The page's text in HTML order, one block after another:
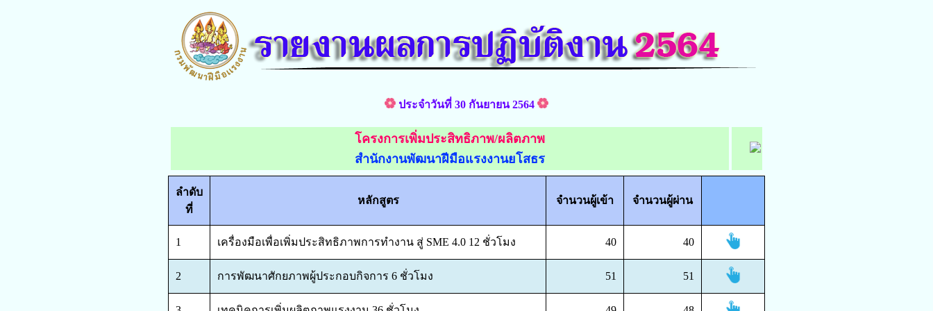
ประจำวันที่ 30 กันยายน 2564
โครงการเพิ่มประสิทธิภาพ/ผลิตภาพ
สำนักงานพัฒนาฝีมือแรงงานยโสธร
ลำดับ
ที่
หลักสูตร จำนวนผู้เข้า จำนวนผู้ผ่าน
1 เครื่องมือเพื่อเพิ่มประสิทธิภาพการทำงาน สู่ SME 4.0 12 ชั่วโมง 40 40
2 การพัฒนาศักยภาพผู้ประกอบกิจการ 6 ชั่วโมง 51 51